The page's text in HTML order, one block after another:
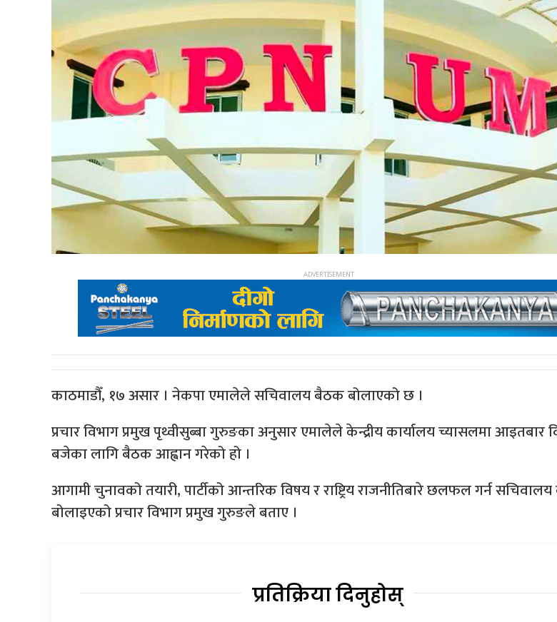
काठमाडौँ, १७ असार । नेकपा एमालेले सचिवालय बैठक बोलाएको छ ।
प्रचार विभाग प्रमुख पृथ्वीसुब्बा गुरुङका अनुसार एमालेले केन्द्रीय कार्यालय च्यासलमा आइतबार
बजेका लागि बैठक आह्वान गरेको हो ।
आगामी चुनावको तयारी, पार्टीको आन्तरिक विषय र राष्ट्रिय राजनीतिबारे छलफल गर्न
बोलाइएको प्रचार विभाग प्रमुख गुरुङले बताए ।
प्रतिक्रिया दिनुहोस्